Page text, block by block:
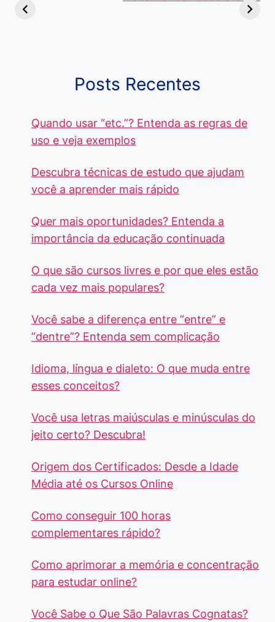
Diferença e
Pacote
Posts Recentes
Quando usar “etc.”? Entenda as regras de
uso e veja exemplos
Descubra técnicas de estudo que ajudam
você a aprender mais rápido
Quer mais oportunidades? Entenda a
importância da educação continuada
O que são cursos livres e por que eles estão
cada vez mais populares?
Você sabe a diferença entre “entre” e
“dentre”? Entenda sem complicação
Idioma, língua e dialeto: O que muda entre
esses conceitos?
Você usa letras maiúsculas e minúsculas do
jeito certo? Descubra!
Origem dos Certificados: Desde a Idade
Média até os Cursos Online
Como conseguir 100 horas
complementares rápido?
Como aprimorar a memória e concentração
para estudar online?
Você Sabe o Que São Palavras Cognatas?